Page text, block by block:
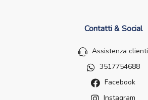
Contatti & Social
Assistenza clienti
3517754688
Facebook
Instagram